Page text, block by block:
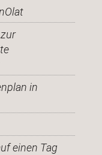
in
einen Tag